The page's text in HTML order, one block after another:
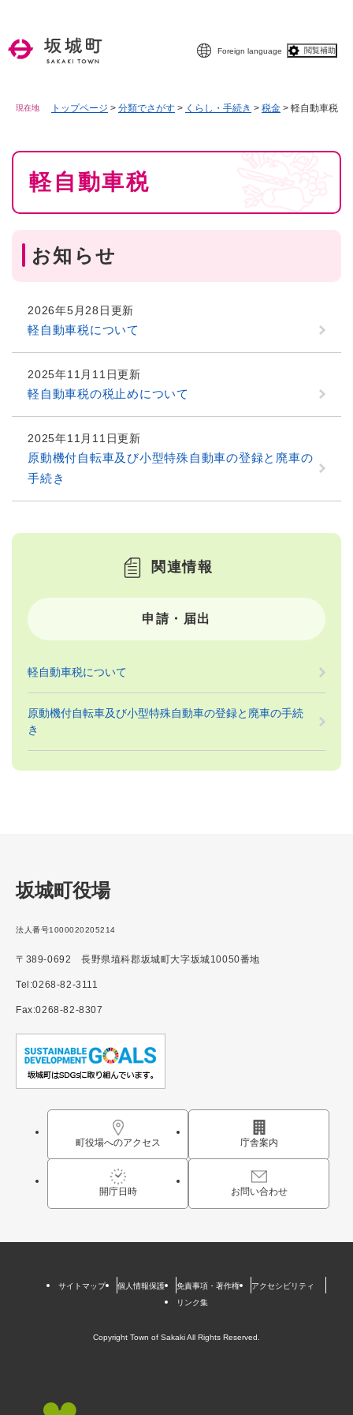
Foreign language 閲覧補助
現在地 トップページ > 分類でさがす > くらし・手続き > 税金 > 軽自動車税
本
軽自動車税
お知らせ
2026年5月28日更新
軽自動車税について
2025年11月11日更新
軽自動車税の税止めについて
2025年11月11日更新
原動機付自転車及び小型特殊自動車の登録と廃車の
手続き
関連情報
申請・届出
軽自動車税について
原動機付自転車及び小型特殊自動車の登録と廃車の手続
き
坂城町役場
法人番号1000020205214
〒389-0692 長野県埴科郡坂城町大字坂城10050番地
Tel:0268-82-3111
Fax:0268-82-8307
町役場へのアクセス 庁舎案内
開庁日時 お問い合わせ
サイトマップ 個人情報保護 免責事項・著作権
アクセシビリティ
リンク集
Copyright Town of Sakaki All Rights Reserved.